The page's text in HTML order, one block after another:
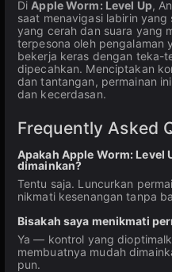
Di Apple Worm: Level Up,
saat menavigasi labirin
yang cerah dan suara yang
terpesona oleh pengalaman
bekerja keras dengan teka-
dipecahkan. Menciptakan
dan tantangan, permainan
dan kecerdasan.
Frequently Asked
Apakah Apple Worm:
dimainkan?
Tentu saja. Luncurkan
nikmati kesenangan tanpa
Bisakah saya menikmati
Ya — kontrol yang
membuatnya mudah
pun.